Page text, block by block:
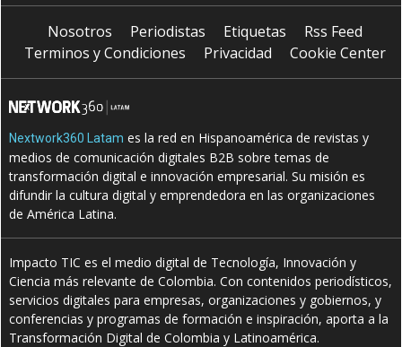
Nosotros Periodistas Etiquetas
Rss Feed
Terminos y Condiciones
Privacidad Cookie Center
Nextwork360 Latam es la red en Hispanoamérica de revistas y
medios de comunicación digitales B2B sobre temas de
transformación digital e innovación empresarial. Su misión es
difundir la cultura digital y emprendedora en las organizaciones
de América Latina.
Impacto TIC es el medio digital de Tecnología, Innovación y
Ciencia más relevante de Colombia. Con contenidos periodísticos,
servicios digitales para empresas, organizaciones y gobiernos, y
conferencias y programas de formación e inspiración, aporta a la
Transformación Digital de Colombia y Latinoamérica.